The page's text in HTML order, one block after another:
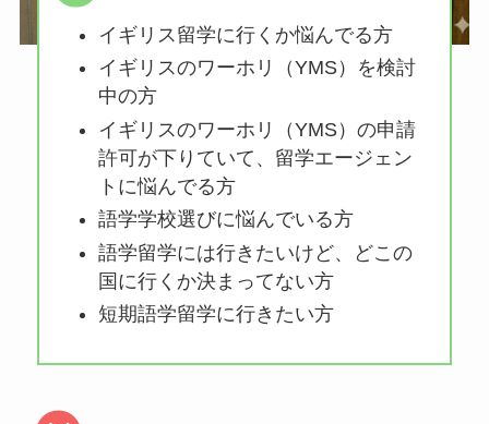
イギリス留学に行くか悩んでる方
イギリスのワーホリ（YMS）を検討
中の方
イギリスのワーホリ（YMS）の申請
許可が下りていて、留学エージェン
トに悩んでる方
語学学校選びに悩んでいる方
語学留学には行きたいけど、どこの
国に行くか決まってない方
短期語学留学に行きたい方